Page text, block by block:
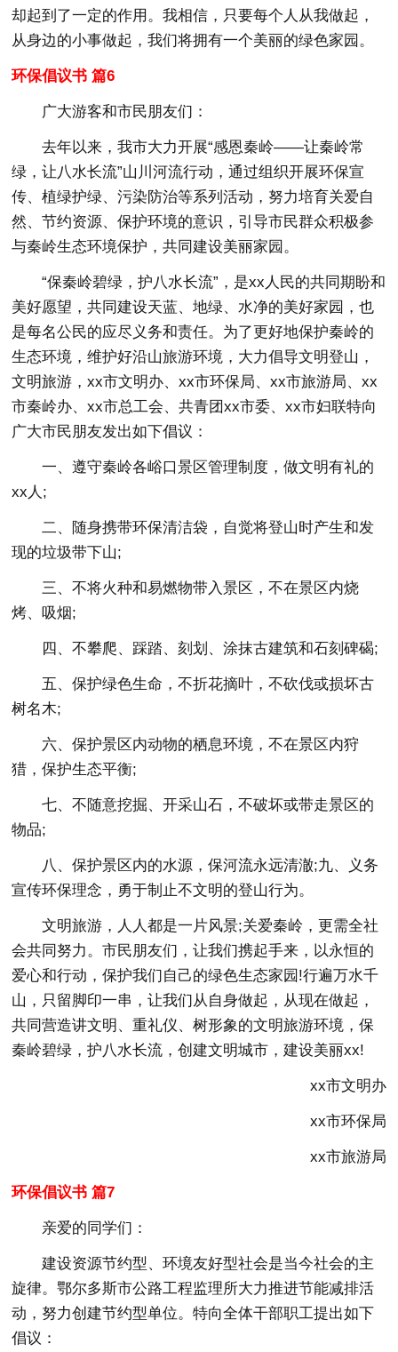
却起到了一定的作用。我相信，只要每个人从我做起，
从身边的小事做起，我们将拥有一个美丽的绿色家园。
环保倡议书 篇6
广大游客和市民朋友们：
去年以来，我市大力开展“感恩秦岭——让秦岭常
绿，让八水长流”山川河流行动，通过组织开展环保宣
传、植绿护绿、污染防治等系列活动，努力培育关爱自
然、节约资源、保护环境的意识，引导市民群众积极参
与秦岭生态环境保护，共同建设美丽家园。
“保秦岭碧绿，护八水长流”，是xx人民的共同期盼和
美好愿望，共同建设天蓝、地绿、水净的美好家园，也
是每名公民的应尽义务和责任。为了更好地保护秦岭的
生态环境，维护好沿山旅游环境，大力倡导文明登山，
文明旅游，xx市文明办、xx市环保局、xx市旅游局、xx
市秦岭办、xx市总工会、共青团xx市委、xx市妇联特向
广大市民朋友发出如下倡议：
一、遵守秦岭各峪口景区管理制度，做文明有礼的
xx人;
二、随身携带环保清洁袋，自觉将登山时产生和发
现的垃圾带下山;
三、不将火种和易燃物带入景区，不在景区内烧
烤、吸烟;
四、不攀爬、踩踏、刻划、涂抹古建筑和石刻碑碣;
五、保护绿色生命，不折花摘叶，不砍伐或损坏古
树名木;
六、保护景区内动物的栖息环境，不在景区内狩
猎，保护生态平衡;
七、不随意挖掘、开采山石，不破坏或带走景区的
物品;
八、保护景区内的水源，保河流永远清澈;九、义务
宣传环保理念，勇于制止不文明的登山行为。
文明旅游，人人都是一片风景;关爱秦岭，更需全社
会共同努力。市民朋友们，让我们携起手来，以永恒的
爱心和行动，保护我们自己的绿色生态家园!行遍万水千
山，只留脚印一串，让我们从自身做起，从现在做起，
共同营造讲文明、重礼仪、树形象的文明旅游环境，保
秦岭碧绿，护八水长流，创建文明城市，建设美丽xx!
xx市文明办
xx市环保局
xx市旅游局
环保倡议书 篇7
亲爱的同学们：
建设资源节约型、环境友好型社会是当今社会的主
旋律。鄂尔多斯市公路工程监理所大力推进节能减排活
动，努力创建节约型单位。特向全体干部职工提出如下
倡议：